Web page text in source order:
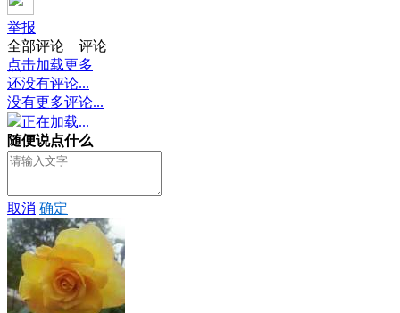
举报
全部评论
评论
点击加载更多
还没有评论...
没有更多评论...
正在加载...
随便说点什么
取消 确定